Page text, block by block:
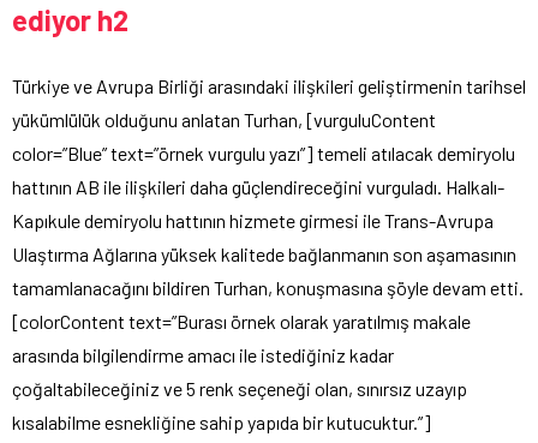
ediyor h2
Türkiye ve Avrupa Birliği arasındaki ilişkileri geliştirmenin tarihsel
yükümlülük olduğunu anlatan Turhan, [vurguluContent
color=”Blue” text=”örnek vurgulu yazı”] temeli atılacak demiryolu
hattının AB ile ilişkileri daha güçlendireceğini vurguladı. Halkalı-
Kapıkule demiryolu hattının hizmete girmesi ile Trans-Avrupa
Ulaştırma Ağlarına yüksek kalitede bağlanmanın son aşamasının
tamamlanacağını bildiren Turhan, konuşmasına şöyle devam etti.
[colorContent text=”Burası örnek olarak yaratılmış makale
arasında bilgilendirme amacı ile istediğiniz kadar
çoğaltabileceğiniz ve 5 renk seçeneği olan, sınırsız uzayıp
kısalabilme esnekliğine sahip yapıda bir kutucuktur.”]